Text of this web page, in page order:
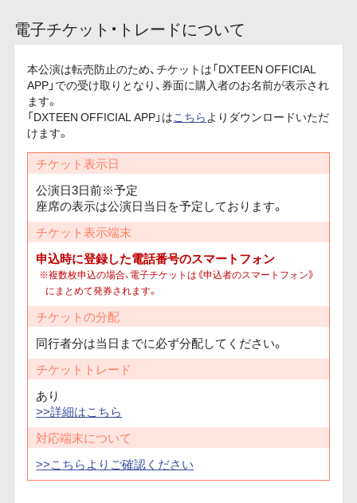
電子チケット・トレードについて
本公演は転売防止のため、チケットは「DXTEEN OFFICIAL
APP」での受け取りとなり、券面に購入者のお名前が表示され
ます。
「DXTEEN OFFICIAL APP」はこちら よりダウンロードいただ
けます。
チケット表示日
公演日3日前※予定
座席の表示は公演日当日を予定しております。
チケット表示端末
申込時に登録した電話番号のスマートフォン
※複数枚申込の場合、電子チケットは《申込者のスマートフォン》
にまとめて発券されます。
チケットの分配
同行者分は当日までに必ず分配してください。
チケットトレード
あり
>>詳細はこちら
対応端末について
>>こちらよりご確認ください